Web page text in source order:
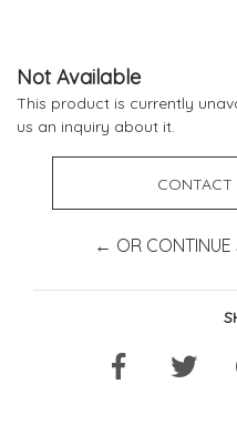
Not Available
This product is currently
us an inquiry about it.
CONTACT
← OR CONTINUE